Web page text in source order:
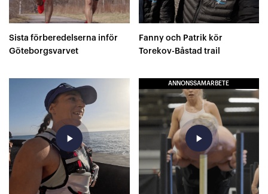
Sista förberedelserna inför
Göteborgsvarvet
Fanny och Patrik kör
Torekov-Båstad trail
play_arrow
ANNONSSAMARBETE
play_arrow